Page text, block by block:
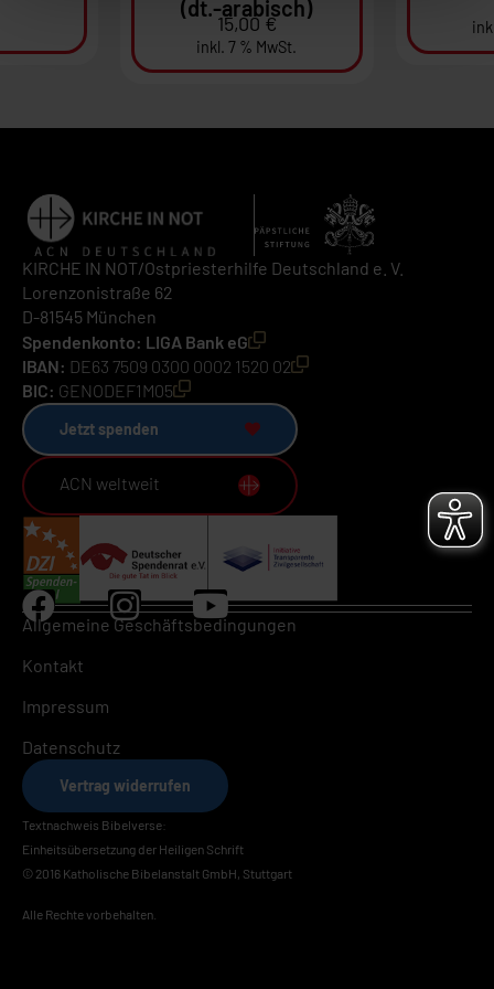
(dt.-arabisch)
15,00€
inkl. 7 % MwSt.
KIRCHE IN NOT/Ostpriesterhilfe Deutschland e. V.
Lorenzonistraße 62
D-81545 München
Spendenkonto: LIGA Bank eG
IBAN: DE63 7509 0300 0002 1520 02
BIC: GENODEF1M05
Jetzt spenden
ACN weltweit
Allgemeine Geschäftsbedingungen
Kontakt
Impressum
Datenschutz
Vertrag widerrufen
Textnachweis Bibelverse:
Einheitsübersetzung der Heiligen Schrift
© 2016 Katholische Bibelanstalt GmbH, Stuttgart
Alle Rechte vorbehalten.